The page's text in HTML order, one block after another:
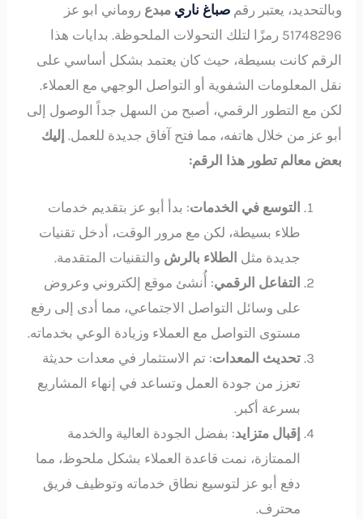
وبالتحديد، يعتبر رقمصباغ ناري مبدع روماني ابو عز
51748296 رمزًا لتلك التحولات الملحوظة. بدايات هذا
الرقم كانت بسيطة، حيث كان يعتمد بشكل أساسي على
نقل المعلومات الشفوية أو التواصل الوجهي مع العملاء.
لكن مع التطور الرقمي، أصبح من السهل جداً الوصول إلى
أبو عز من خلال هاتفه، مما فتح آفاق جديدة للعمل. إليك
بعض معالم تطور هذا الرقم:
التوسع في الخدمات: بدأ أبو عز بتقديم خدمات
طلاء بسيطة، لكن مع مرور الوقت، أدخل تقنيات
جديدة مثل الطلاء بالرش والتقنيات المتقدمة.
التفاعل الرقمي: أُنشئ موقع إلكتروني وعروض
على وسائل التواصل الاجتماعي، مما أدى إلى رفع
مستوى التواصل مع العملاء وزيادة الوعي بخدماته.
تحديث المعدات: تم الاستثمار في معدات حديثة
تعزز من جودة العمل وتساعد في إنهاء المشاريع
بسرعة أكبر.
إقبال متزايد: بفضل الجودة العالية والخدمة
الممتازة، نمت قاعدة العملاء بشكل ملحوظ، مما
دفع أبو عز لتوسيع نطاق خدماته وتوظيف فريق
محترف.